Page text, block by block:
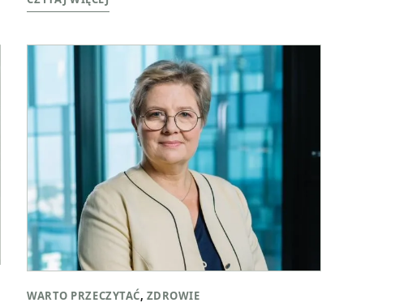
WARTO PRZECZYTAĆ, ZDROWIE